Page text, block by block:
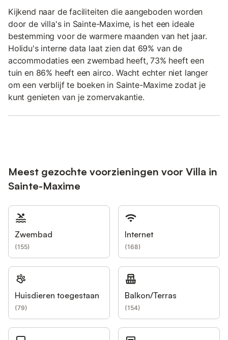
Kijkend naar de faciliteiten die aangeboden worden
door de villa's in Sainte-Maxime, is het een ideale
bestemming voor de warmere maanden van het jaar.
Holidu's interne data laat zien dat 69% van de
accommodaties een zwembad heeft, 73% heeft een
tuin en 86% heeft een airco. Wacht echter niet langer
om een verblijf te boeken in Sainte-Maxime zodat je
kunt genieten van je zomervakantie.
Meest gezochte voorzieningen voor Villa in
Sainte-Maxime
Zwembad
(155)
Internet
(168)
Huisdieren toegestaan
(79)
Balkon/Terras
(154)